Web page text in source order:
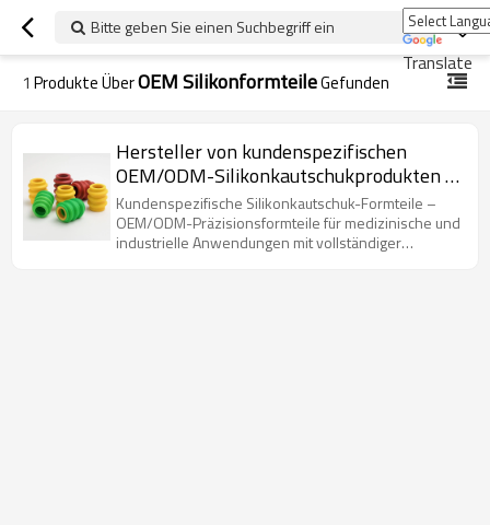
Translate
Bitte geben Sie einen Suchbegriff ein
1 Produkte ÜberOEM SilikonformteileGefunden
Hersteller von kundenspezifischen
OEM/ODM-Silikonkautschukprodukten |
Präzisionsgeformte Silikonteile – Fabrik
in China
Kundenspezifische Silikonkautschuk-Formteile –
OEM/ODM-Präzisionsformteile für medizinische und
industrielle Anwendungen mit vollständiger